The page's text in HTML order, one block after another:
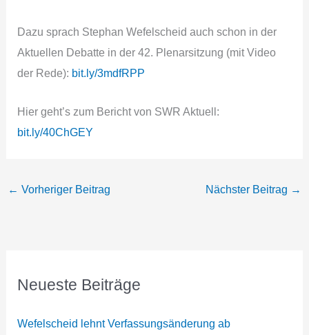
Dazu sprach Stephan Wefelscheid auch schon in der
Aktuellen Debatte in der 42. Plenarsitzung (mit Video
der Rede): bit.ly/3mdfRPP
Hier geht’s zum Bericht von SWR Aktuell:
bit.ly/40ChGEY
← Vorheriger Beitrag Nächster Beitrag →
Neueste Beiträge
Wefelscheid lehnt Verfassungsänderung ab